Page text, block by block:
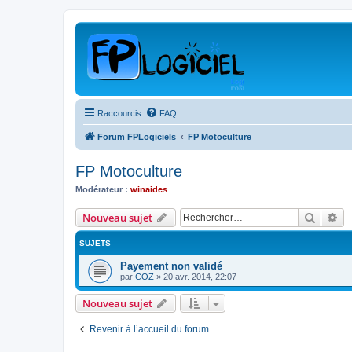
Raccourcis FAQ
Forum FPLogiciels FP Motoculture
FP Motoculture
Modérateur : winaides
Nouveau sujet
SUJETS
Payement non validé
par COZ » 20 avr. 2014, 22:07
Nouveau sujet
Revenir à l’accueil du forum